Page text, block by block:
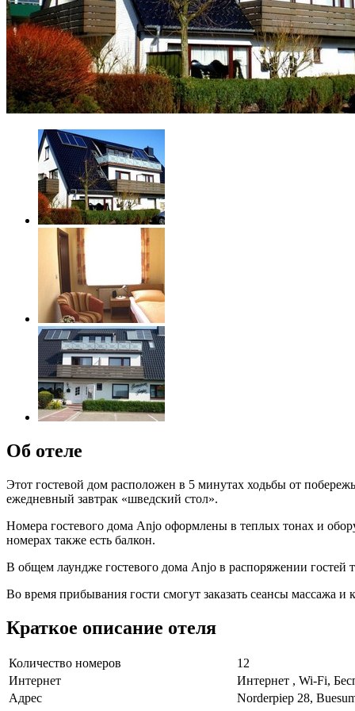
Об отеле
Этот гостевой дом расположен в 5 минутах ходьбы от
ежедневный завтрак «шведский стол».
Номера гостевого дома Anjo оформлены в теплых тонах и
номерах также есть балкон.
В общем лаундже гостевого дома Anjo в распоряжении гостей
Во время прибывания гости смогут заказать сеансы массажа
Краткое описание отеля
Количество номеров
12
Интернет
Интернет , Wi-Fi,
Адрес
Norderpiep 28,